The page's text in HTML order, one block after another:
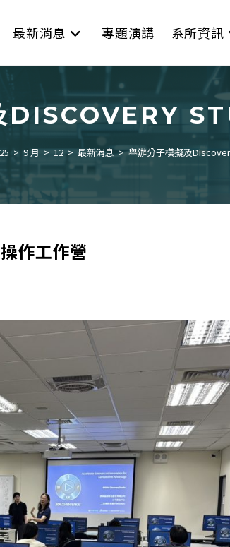
最新消息 專題演講 系所資訊
DISCOVERY
> 9 月 > 12 > 最新消息 > 舉辦分子模擬及
作工作營